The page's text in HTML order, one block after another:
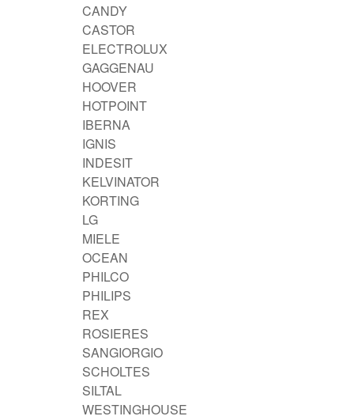
CANDY
CASTOR
ELECTROLUX
GAGGENAU
HOOVER
HOTPOINT
IBERNA
IGNIS
INDESIT
KELVINATOR
KORTING
LG
MIELE
OCEAN
PHILCO
PHILIPS
REX
ROSIERES
SANGIORGIO
SCHOLTES
SILTAL
WESTINGHOUSE